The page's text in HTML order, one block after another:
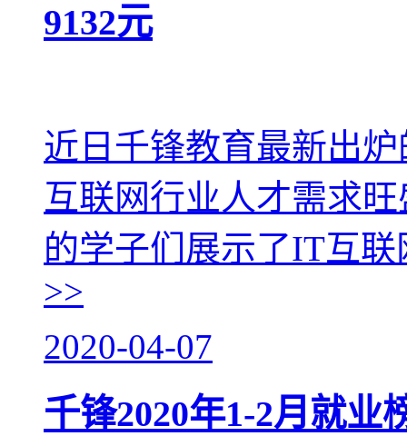
9132元
近日千锋教育最新出
互联网行业人才需求
的学子们展示了IT互
>>
2020-04-07
千锋2020年1-2月就业